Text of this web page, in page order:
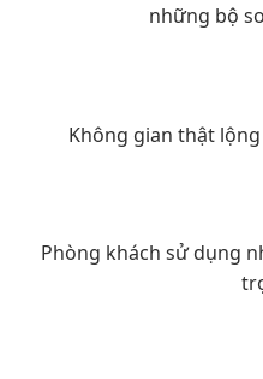
những bộ
Không gian thật
Phòng khách sử dụng